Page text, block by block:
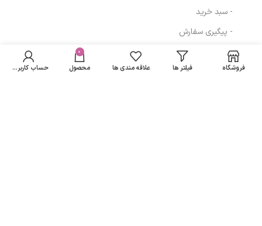
- سبد خرید
- پیگیری سفارش
- قوانین و مقررات
فروشگاه فیلتر ها علاقه مندی ها
0
محصول حساب کاربری من